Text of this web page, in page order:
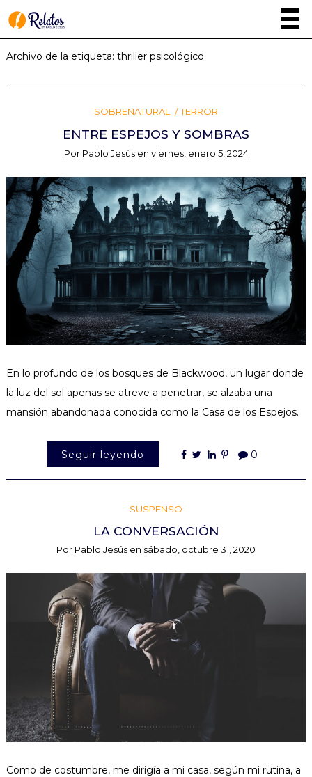
Archivo de la etiqueta: thriller psicológico
SOBRENATURAL TERROR
ENTRE ESPEJOS Y SOMBRAS
Por Pablo Jesús en viernes, enero 5, 2024
En lo profundo de los bosques de Blackwood, un lugar donde
la luz del sol apenas se atreve a penetrar, se alzaba una
mansión abandonada conocida como la Casa de los Espejos.
Seguir leyendo 0
SUSPENSO
LA CONVERSACIÓN
Por Pablo Jesús en sábado, octubre 31, 2020
Como de costumbre, me dirigía a mi casa, según mi rutina, a